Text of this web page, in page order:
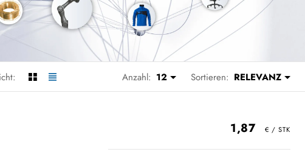
Anzahl: 12 Sortieren: RELEVANZ
1,87